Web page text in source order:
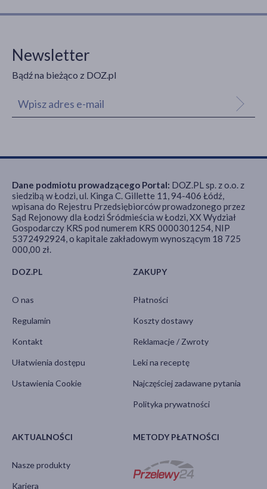
Newsletter
Bądź na bieżąco z DOZ.pl
DOZ.PL
O nas
Regulamin
Kontakt
Ułatwienia dostępu
Ustawienia Cookie
ZAKUPY
Płatności
Koszty dostawy
Reklamacje / Zwroty
Leki na receptę
Najczęściej zadawane pytania
Polityka prywatności
AKTUALNOŚCI
Nasze produkty
Kariera
METODY PŁATNOŚCI
Dane podmiotu prowadzącego Portal: DOZ.PL sp. z o.o. z
siedzibą w Łodzi, ul. Kinga C. Gillette 11, 94-406 Łódź,
wpisana do Rejestru Przedsiębiorców prowadzonego przez
Sąd Rejonowy dla Łodzi Śródmieścia w Łodzi, XX Wydział
Gospodarczy KRS pod numerem KRS 0000301254, NIP
5372492924, o kapitale zakładowym wynoszącym 18 725
000,00 zł.